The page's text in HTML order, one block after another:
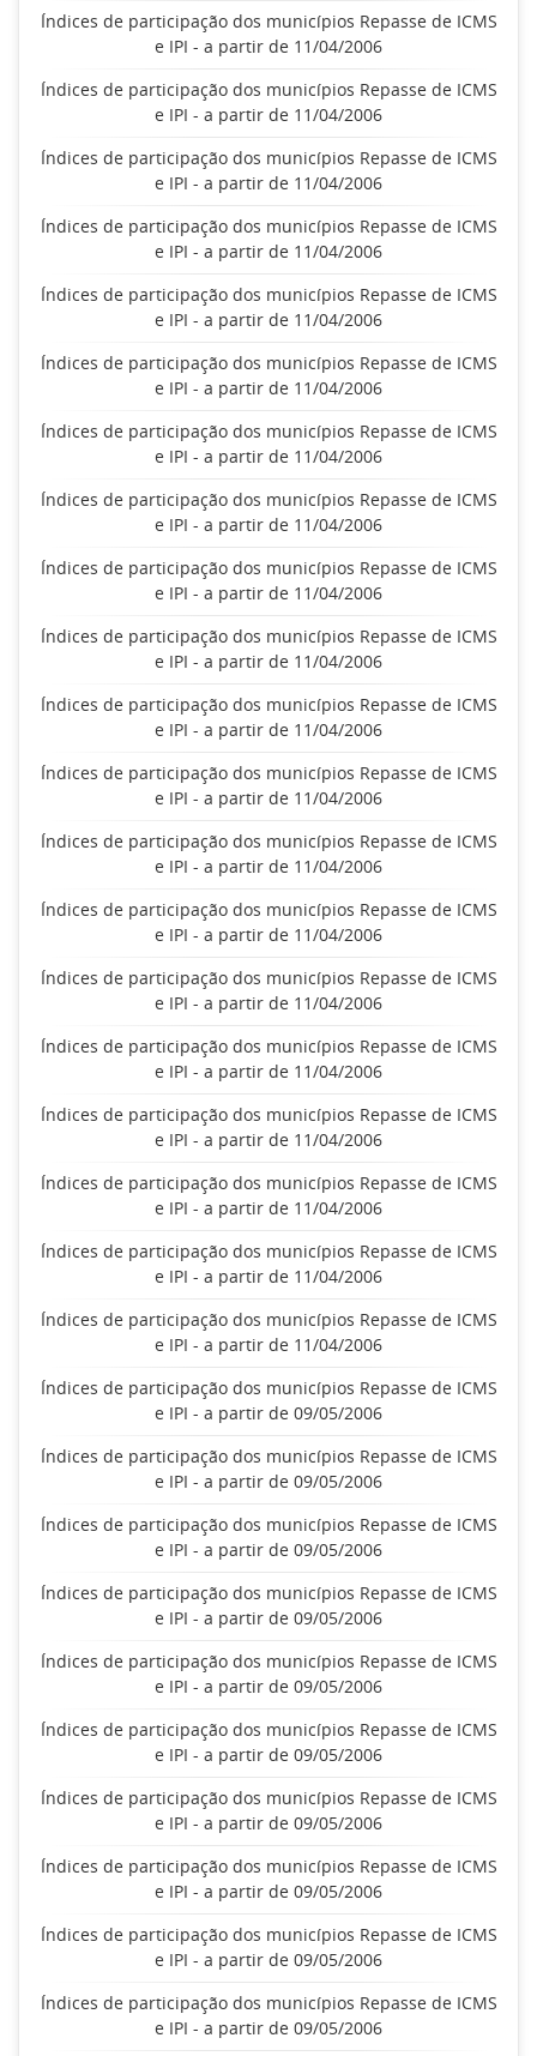
Índices de participação dos municípios Repasse de ICMS
e IPI - a partir de 11/04/2006
Índices de participação dos municípios Repasse de ICMS
e IPI - a partir de 11/04/2006
Índices de participação dos municípios Repasse de ICMS
e IPI - a partir de 11/04/2006
Índices de participação dos municípios Repasse de ICMS
e IPI - a partir de 11/04/2006
Índices de participação dos municípios Repasse de ICMS
e IPI - a partir de 11/04/2006
Índices de participação dos municípios Repasse de ICMS
e IPI - a partir de 11/04/2006
Índices de participação dos municípios Repasse de ICMS
e IPI - a partir de 11/04/2006
Índices de participação dos municípios Repasse de ICMS
e IPI - a partir de 11/04/2006
Índices de participação dos municípios Repasse de ICMS
e IPI - a partir de 11/04/2006
Índices de participação dos municípios Repasse de ICMS
e IPI - a partir de 11/04/2006
Índices de participação dos municípios Repasse de ICMS
e IPI - a partir de 11/04/2006
Índices de participação dos municípios Repasse de ICMS
e IPI - a partir de 11/04/2006
Índices de participação dos municípios Repasse de ICMS
e IPI - a partir de 11/04/2006
Índices de participação dos municípios Repasse de ICMS
e IPI - a partir de 11/04/2006
Índices de participação dos municípios Repasse de ICMS
e IPI - a partir de 11/04/2006
Índices de participação dos municípios Repasse de ICMS
e IPI - a partir de 11/04/2006
Índices de participação dos municípios Repasse de ICMS
e IPI - a partir de 11/04/2006
Índices de participação dos municípios Repasse de ICMS
e IPI - a partir de 11/04/2006
Índices de participação dos municípios Repasse de ICMS
e IPI - a partir de 11/04/2006
Índices de participação dos municípios Repasse de ICMS
e IPI - a partir de 11/04/2006
Índices de participação dos municípios Repasse de ICMS
e IPI - a partir de 09/05/2006
Índices de participação dos municípios Repasse de ICMS
e IPI - a partir de 09/05/2006
Índices de participação dos municípios Repasse de ICMS
e IPI - a partir de 09/05/2006
Índices de participação dos municípios Repasse de ICMS
e IPI - a partir de 09/05/2006
Índices de participação dos municípios Repasse de ICMS
e IPI - a partir de 09/05/2006
Índices de participação dos municípios Repasse de ICMS
e IPI - a partir de 09/05/2006
Índices de participação dos municípios Repasse de ICMS
e IPI - a partir de 09/05/2006
Índices de participação dos municípios Repasse de ICMS
e IPI - a partir de 09/05/2006
Índices de participação dos municípios Repasse de ICMS
e IPI - a partir de 09/05/2006
Índices de participação dos municípios Repasse de ICMS
e IPI - a partir de 09/05/2006